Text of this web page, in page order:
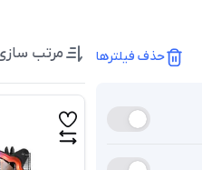
حذف فیلترها مرتب